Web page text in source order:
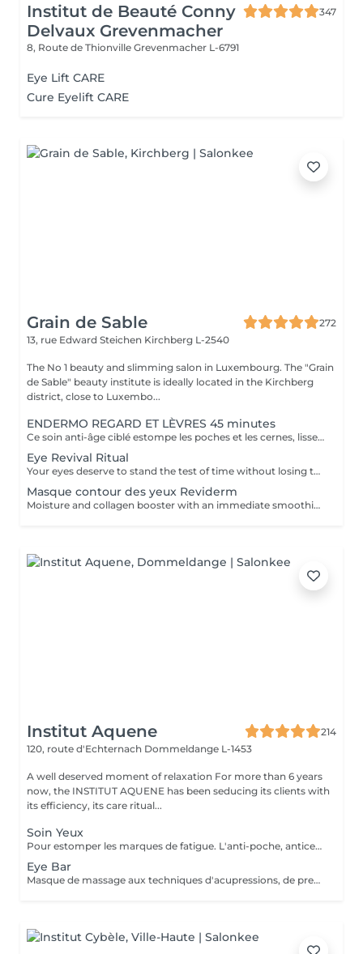
Institut de Beauté Conny
Delvaux Grevenmacher
347
8, Route de Thionville Grevenmacher L-6791
Eye Lift CARE
Cure Eyelift CARE
Grain de Sable
272
13, rue Edward Steichen Kirchberg L-2540
The No 1 beauty and slimming salon in Luxembourg. The "Grain
de Sable" beauty institute is ideally located in the Kirchberg
district, close to Luxembo...
ENDERMO REGARD ET LÈVRES 45 minutes
Ce soin anti-âge ciblé estompe les poches et les cernes, lisse les rides du contour des yeux et de la bouche, repulpe les lèvres et rehausse les paupières pour ouvrir et défatiguer le regard.
Eye Revival Ritual
Your eyes deserve to stand the test of time without losing their radiance, that's the mission of CellCollagen Eye Contour. The subtle combination of its collagen matrix enriched with hibiscus oligopeptides and the cellular serum it is infused with will magnify your eye area. This luxurious, high-performance treatment with a high concentration of stabilised cell extracts (15%) not only moisturises and revitalises the delicate skin in this area, but also plumps up wrinkles and visibly reduces dark circles and puffiness. Your eyes are rested* and incredibly luminous.
Masque contour des yeux Reviderm
Moisture and collagen booster with an immediate smoothing effect.
Institut Aquene
214
120, route d'Echternach Dommeldange L-1453
A well deserved moment of relaxation For more than 6 years
now, the INSTITUT AQUENE has been seducing its clients with
its efficiency, its care ritual...
Soin Yeux
Pour estomper les marques de fatigue. L'anti-poche, anticernes, anti-rides pour un effet lissant et comblant. Peut être fait seul ou combiné à un soin visage.
Eye Bar
Masque de massage aux techniques d'acupressions, de pressothérapies, massage vibratoire. Peut être fait seul ou combiné dans un soin.